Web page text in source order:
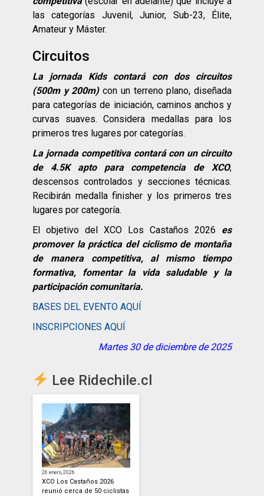
las categorías Juvenil, Junior, Sub-23, Élite,
Amateur y Máster.
Circuitos
La jornada Kids contará con dos circuitos
(500m y 200m)con un terreno plano, diseñada
para categorías de iniciación, caminos anchos y
curvas suaves. Considera medallas para los
primeros tres lugares por categorías.
La jornada competitiva contará con un circuito
de 4.5K apto para competencia de XCO,
descensos controlados y secciones técnicas.
Recibirán medalla finisher y los primeros tres
lugares por categoría.
El objetivo del XCO Los Castaños 2026 es
promover la práctica del ciclismo de montaña
de manera competitiva, al mismo tiempo
formativa, fomentar la vida saludable y la
participación comunitaria.
BASES DEL EVENTO AQUÍ
INSCRIPCIONES AQUÍ
Martes 30 de diciembre de 2025
Lee Ridechile.cl
26 enero, 2026
XCO Los Castaños 2026
reunió cerca de 50 ciclistas